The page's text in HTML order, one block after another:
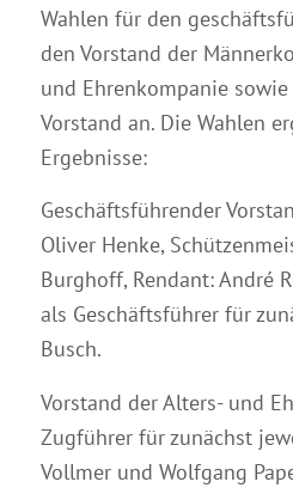
Wahlen für den
den Vorstand der
und Ehrenkompanie
Vorstand an. Die Wahlen
Ergebnisse:
Geschäftsführender
Oliver Henke,
Burghoff, Rendant: André
als Geschäftsführer für
Busch.
Vorstand der Alters- und
Zugführer für zunächst
Vollmer und Wolfgang